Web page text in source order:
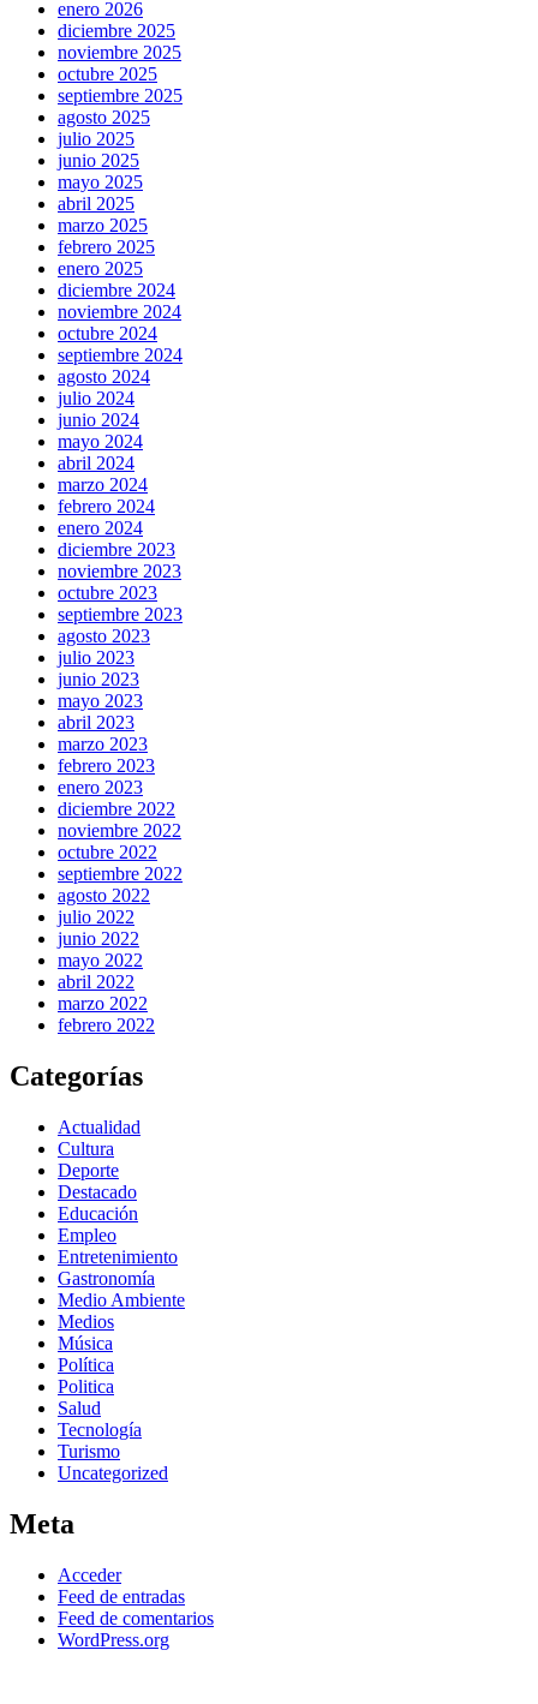
enero 2026
diciembre 2025
noviembre 2025
octubre 2025
septiembre 2025
agosto 2025
julio 2025
junio 2025
mayo 2025
abril 2025
marzo 2025
febrero 2025
enero 2025
diciembre 2024
noviembre 2024
octubre 2024
septiembre 2024
agosto 2024
julio 2024
junio 2024
mayo 2024
abril 2024
marzo 2024
febrero 2024
enero 2024
diciembre 2023
noviembre 2023
octubre 2023
septiembre 2023
agosto 2023
julio 2023
junio 2023
mayo 2023
abril 2023
marzo 2023
febrero 2023
enero 2023
diciembre 2022
noviembre 2022
octubre 2022
septiembre 2022
agosto 2022
julio 2022
junio 2022
mayo 2022
abril 2022
marzo 2022
febrero 2022
Categorías
Actualidad
Cultura
Deporte
Destacado
Educación
Empleo
Entretenimiento
Gastronomía
Medio Ambiente
Medios
Música
Política
Politica
Salud
Tecnología
Turismo
Uncategorized
Meta
Acceder
Feed de entradas
Feed de comentarios
WordPress.org